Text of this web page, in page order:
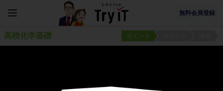
無料会員登録
高校化学基礎 ポイント